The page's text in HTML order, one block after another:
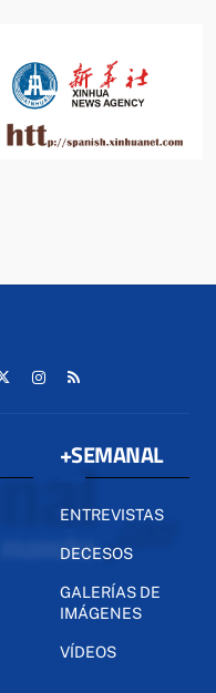
+SEMANAL
ENTREVISTAS
DECESOS
GALERÍAS DE
IMÁGENES
VÍDEOS